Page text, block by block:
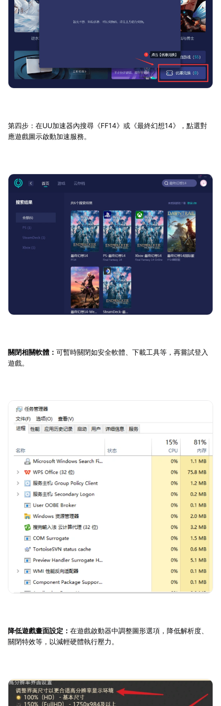
第四步：在UU加速器內搜尋《FF14》或《最終幻想14》，點選對
應遊戲圖示啟動加速服務。
關閉相關軟體： 可暫時關閉如安全軟體、下載工具等，再嘗試登入
遊戲。
降低遊戲畫面設定： 在遊戲啟動器中調整圖形選項，降低解析度、
關閉特效等，以減輕硬體執行壓力。